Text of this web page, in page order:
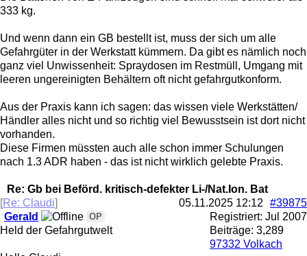
333 kg.
Und wenn dann ein GB bestellt ist, muss der sich um alle
Gefahrgüter in der Werkstatt kümmern. Da gibt es nämlich noch
ganz viel Unwissenheit: Spraydosen im Restmüll, Umgang mit
leeren ungereinigten Behältern oft nicht gefahrgutkonform.
Aus der Praxis kann ich sagen: das wissen viele Werkstätten/
Händler alles nicht und so richtig viel Bewusstsein ist dort nicht
vorhanden.
Diese Firmen müssten auch alle schon immer Schulungen
nach 1.3 ADR haben - das ist nicht wirklich gelebte Praxis.
Re: Gb bei Beförd. kritisch-defekter Li-/Nat.Ion. Bat
[Re: Claudi] #39875
05.11.2025 12:12
Registriert: Jul 2007
Beiträge: 3,289
97332 Volkach
Gerald OP
Held der Gefahrgutwelt